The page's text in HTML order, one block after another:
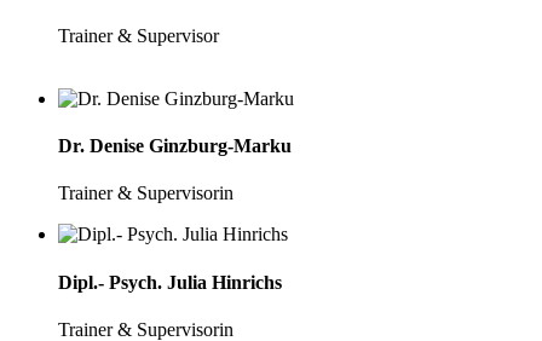
Trainer & Supervisor
Dr. Denise Ginzburg-Marku
Trainer & Supervisorin
Dipl.- Psych. Julia Hinrichs
Trainer & Supervisorin